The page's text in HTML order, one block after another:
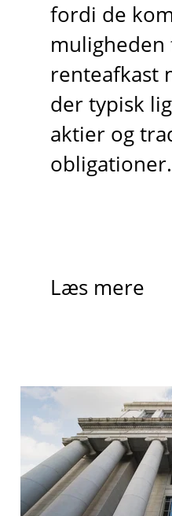
fordi de
renteafkast
der typisk
aktier og
obligationer.
Læs mere